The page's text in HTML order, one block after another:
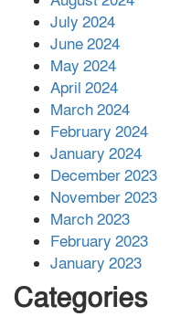
July 2024
June 2024
May 2024
April 2024
March 2024
February 2024
January 2024
December 2023
November 2023
March 2023
February 2023
January 2023
Categories